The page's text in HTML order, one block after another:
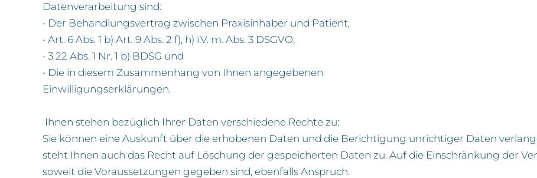
Datenverarbeitung sind:
• Der Behandlungsvertrag zwischen Praxisinhaber und Patient,
• Art. 6 Abs. 1 b) Art. 9 Abs. 2 f), h) i.V. m. Abs. 3 DSGVO,
• 3 22 Abs. 1 Nr. 1 b) BDSG und
• Die in diesem Zusammenhang von Ihnen angegebenen
Einwilligungserklärungen.
Ihnen stehen bezüglich Ihrer Daten verschiedene Rechte zu:
Sie können eine Auskunft über die erhobenen Daten und die Berichtigung unrichtiger Daten
steht Ihnen auch das Recht auf Löschung der gespeicherten Daten zu. Auf die Einschränkung der
soweit die Voraussetzungen gegeben sind, ebenfalls Anspruch.